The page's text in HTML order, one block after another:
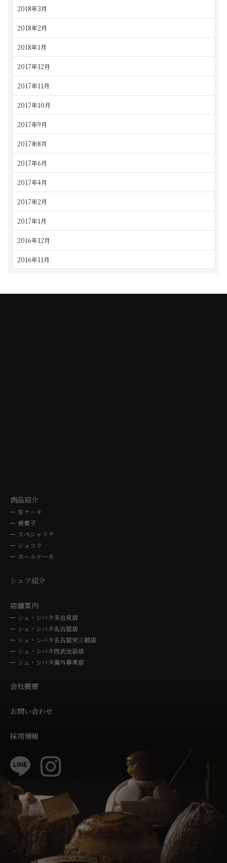
2018年3月
2018年2月
2018年1月
2017年12月
2017年11月
2017年10月
2017年9月
2017年8月
2017年6月
2017年4月
2017年2月
2017年1月
2016年12月
2016年11月
商品紹介
生ケーキ
焼菓子
スペシャリテ
ショコラ
ホールケーキ
シェフ紹介
店舗案内
シェ・シバタ多治見店
シェ・シバタ名古屋店
シェ・シバタ名古屋栄三越店
シェ・シバタ西武池袋店
シェ・シバタ海外事業部
会社概要
お問い合わせ
採用情報